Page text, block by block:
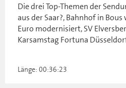
Die drei Top-Themen der
aus der Saar?, Bahnhof in
Euro modernisiert, SV
Karsamstag Fortuna
Länge: 00:36:23